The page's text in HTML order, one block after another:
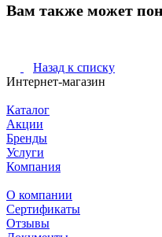
Вам также может
Назад к списку
Интернет-магазин
Каталог
Акции
Бренды
Услуги
Компания
О компании
Сертификаты
Отзывы